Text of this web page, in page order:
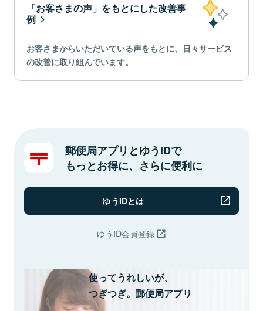
「お客さまの声」をもとにした改善事
例
お客さまからいただいている声をもとに、日々サービス
の改善に取り組んでいます。
郵便局アプリとゆうIDで
もっとお得に、さらに便利に
ゆうIDとは
ゆうID会員登録
使ってうれしいが、
つぎつぎ。郵便局アプリ